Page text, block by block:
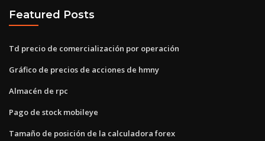
Featured Posts
Td precio de comercialización por operación
Gráfico de precios de acciones de hmny
Almacén de rpc
Pago de stock mobileye
Tamaño de posición de la calculadora forex